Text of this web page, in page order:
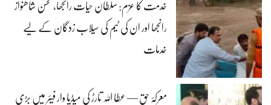
خدمت کا عزم: سلطان حیات رانجھا، محسن شاھنواز
رانجھا اور ان کی ٹیم کی سیلاب زدگان کے لیے
خدمات
معرکۂ حق — عطا اللہ تارڑ کی میڈیا وار فیئر میں بڑی